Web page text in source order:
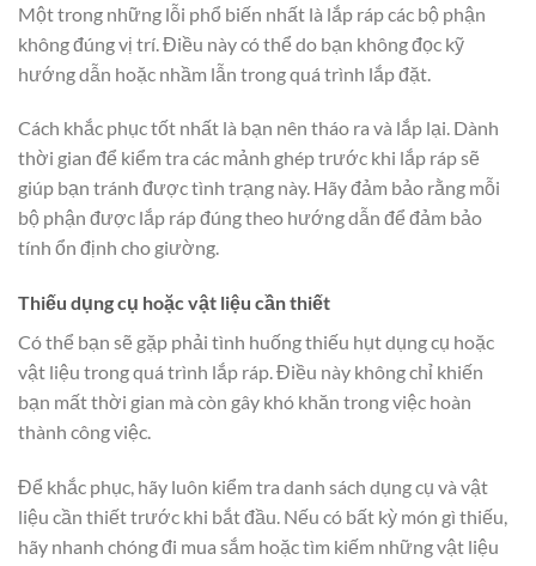
Một trong những lỗi phổ biến nhất là lắp ráp các bộ phận
không đúng vị trí. Điều này có thể do bạn không đọc kỹ
hướng dẫn hoặc nhầm lẫn trong quá trình lắp đặt.
Cách khắc phục tốt nhất là bạn nên tháo ra và lắp lại. Dành
thời gian để kiểm tra các mảnh ghép trước khi lắp ráp sẽ
giúp bạn tránh được tình trạng này. Hãy đảm bảo rằng mỗi
bộ phận được lắp ráp đúng theo hướng dẫn để đảm bảo
tính ổn định cho giường.
Thiếu dụng cụ hoặc vật liệu cần thiết
Có thể bạn sẽ gặp phải tình huống thiếu hụt dụng cụ hoặc
vật liệu trong quá trình lắp ráp. Điều này không chỉ khiến
bạn mất thời gian mà còn gây khó khăn trong việc hoàn
thành công việc.
Để khắc phục, hãy luôn kiểm tra danh sách dụng cụ và vật
liệu cần thiết trước khi bắt đầu. Nếu có bất kỳ món gì thiếu,
hãy nhanh chóng đi mua sắm hoặc tìm kiếm những vật liệu